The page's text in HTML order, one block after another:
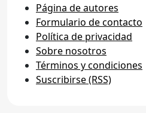
Página de autores
Formulario de contacto
Política de privacidad
Sobre nosotros
Términos y condiciones
Suscribirse (RSS)